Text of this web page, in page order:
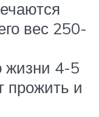
вес 250-
жизни 4-5
прожить и